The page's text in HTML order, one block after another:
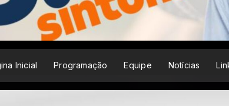
Inicial Programação Equipe Notícias